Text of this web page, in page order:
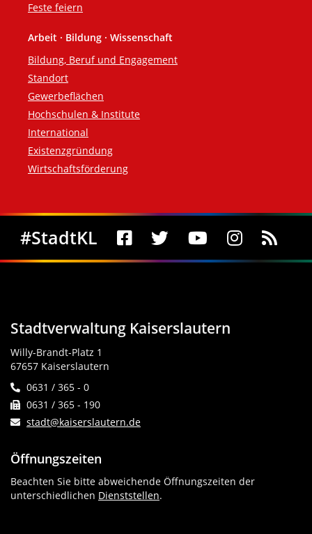
Feste feiern
Arbeit · Bildung · Wissenschaft
Bildung, Beruf und Engagement
Standort
Gewerbeflächen
Hochschulen & Institute
International
Existenzgründung
Wirtschaftsförderung
Social Media
#StadtKL
Stadtverwaltung Kaiserslautern
Willy-Brandt-Platz 1
67657 Kaiserslautern
0631 / 365 - 0
0631 / 365 - 190
stadt@kaiserslautern.de
Öffnungszeiten
Beachten Sie bitte abweichende Öffnungszeiten der
unterschiedlichen Dienststellen.